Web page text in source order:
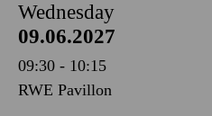
Wednesday
09.06.2027
09:30 - 10:15
RWE Pavillon